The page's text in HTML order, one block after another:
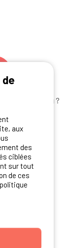
camping ?
aux
des
ciblées
sur tout
de ces